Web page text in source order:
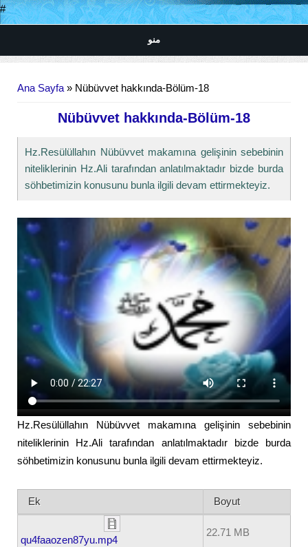
#
منو
Ana Sayfa» Nübüvvet hakkında-Bölüm-18
Nübüvvet hakkında-Bölüm-18
Hz.Resülüllahın Nübüvvet makamına gelişinin sebebinin
niteliklerinin Hz.Ali tarafından anlatılmaktadır bizde burda
söhbetimizin konusunu bunla ilgili devam ettirmekteyiz.
Hz.Resülüllahın Nübüvvet makamına gelişinin sebebinin
niteliklerinin Hz.Ali tarafından anlatılmaktadır bizde burda
söhbetimizin konusunu bunla ilgili devam ettirmekteyiz.
Ek Boyut
qu4faaozen87yu.mp4
22.71 MB